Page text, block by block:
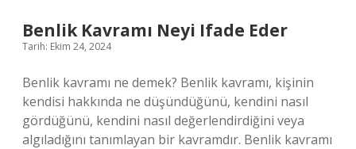
Benlik Kavramı Neyi Ifade Eder
Tarih: Ekim 24, 2024
Benlik kavramı ne demek? Benlik kavramı, kişinin
kendisi hakkında ne düşündüğünü, kendini nasıl
gördüğünü, kendini nasıl değerlendirdiğini veya
algıladığını tanımlayan bir kavramdır. Benlik kavramı